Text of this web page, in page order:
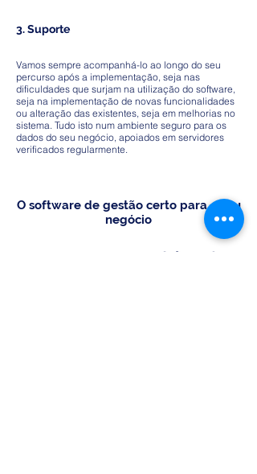
Software Cross-
O software de gestão certo para o seu
negócio
3. Suporte
Vamos sempre acompanhá-lo ao longo do seu
percurso após a implementação, seja nas
dificuldades que surjam na utilização do software,
seja na implementação de novas funcionalidades
ou alteração das existentes, seja em melhorias no
sistema. Tudo isto num ambiente seguro para os
dados do seu negócio, apoiados em servidores
verificados regularmente.